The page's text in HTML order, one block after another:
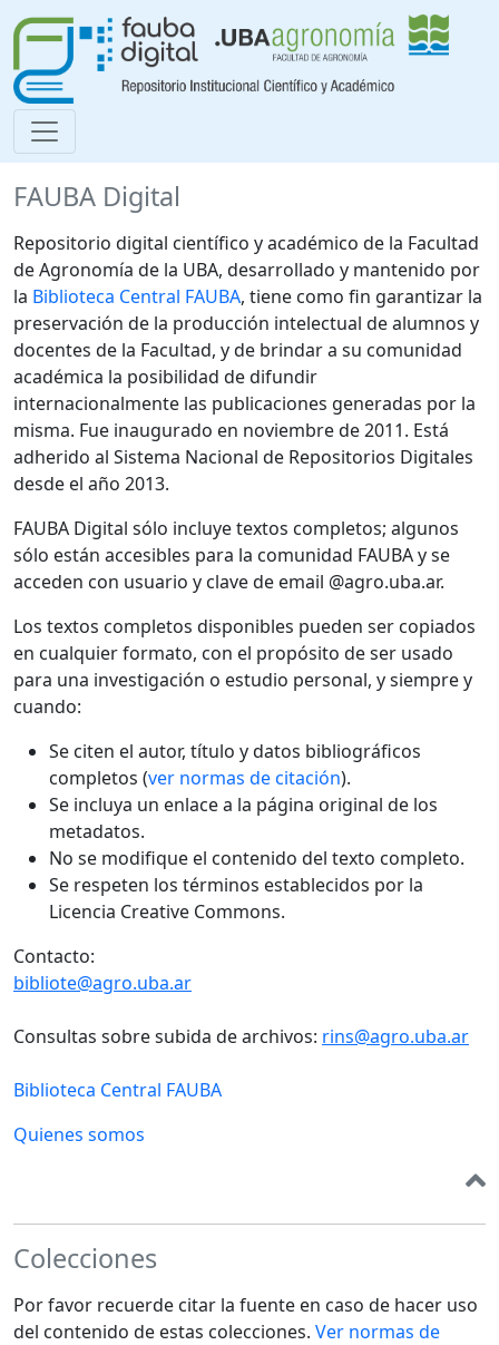
FAUBA Digital
Repositorio digital científico y académico de la Facultad
de Agronomía de la UBA, desarrollado y mantenido por
la Biblioteca Central FAUBA, tiene como fin garantizar la
preservación de la producción intelectual de alumnos y
docentes de la Facultad, y de brindar a su comunidad
académica la posibilidad de difundir
internacionalmente las publicaciones generadas por la
misma. Fue inaugurado en noviembre de 2011. Está
adherido al Sistema Nacional de Repositorios Digitales
desde el año 2013.
FAUBA Digital sólo incluye textos completos; algunos
sólo están accesibles para la comunidad FAUBA y se
acceden con usuario y clave de email @agro.uba.ar.
Los textos completos disponibles pueden ser copiados
en cualquier formato, con el propósito de ser usado
para una investigación o estudio personal, y siempre y
cuando:
Se citen el autor, título y datos bibliográficos
completos (ver normas de citación).
Se incluya un enlace a la página original de los
metadatos.
No se modifique el contenido del texto completo.
Se respeten los términos establecidos por la
Licencia Creative Commons.
Contacto:
bibliote@agro.uba.ar
Consultas sobre subida de archivos: rins@agro.uba.ar
Biblioteca Central FAUBA
Quienes somos
Colecciones
Por favor recuerde citar la fuente en caso de hacer uso
del contenido de estas colecciones. Ver normas de